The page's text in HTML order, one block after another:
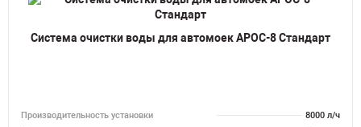
Система очистки воды для автомоек АРОС-8 Стандарт
Производительность установки
8000 л/ч